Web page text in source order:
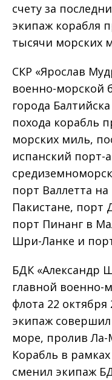
счету за
экипаж корабля
тысячи морских
СКР «Ярослав
военно-морской
города
похода корабль
морских миль,
испанский порт-
порт Валлетта
Пакистане, порт
порт Пинанг в
Шри-Ланке и
БДК «Александр
главной военно-
флота 22 октября
экипаж
море, пролив
Корабль в
сменил экипаж